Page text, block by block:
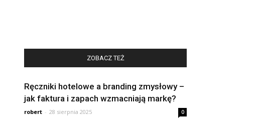
ZOBACZ TEŻ
Ręczniki hotelowe a branding zmysłowy –
jak faktura i zapach wzmacniają markę?
robert - 28 sierpnia 2025 0